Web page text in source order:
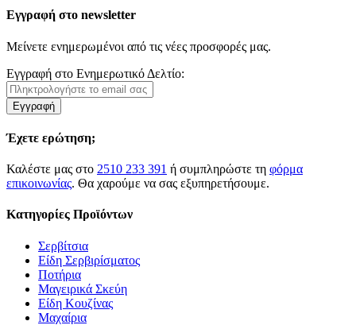
Εγγραφή στο newsletter
Μείνετε ενημερωμένοι από τις νέες προσφορές μας.
Εγγραφή στο Ενημερωτικό Δελτίο:
Εγγραφή
Έχετε ερώτηση;
Καλέστε μας στο 2510 233 391 ή συμπληρώστε τη φόρμα
επικοινωνίας. Θα χαρούμε να σας εξυπηρετήσουμε.
Κατηγορίες Προϊόντων
Σερβίτσια
Είδη Σερβιρίσματος
Ποτήρια
Μαγειρικά Σκεύη
Είδη Κουζίνας
Μαχαίρια